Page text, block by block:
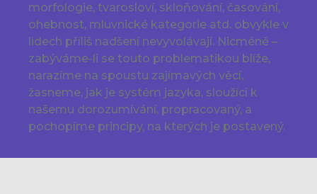
morfologie, tvarosloví, skloňování, časování,
ohebnost, mluvnické kategorie atd. obvykle v
lidech příliš nadšení nevyvolávají. Nicméně –
zabýváme-li se touto problematikou blíže,
narazíme na spoustu zajímavých věcí,
žasneme, jak je systém jazyka, sloužící k
našemu dorozumívání, propracovaný, a
pochopíme principy, na kterých je postavený.